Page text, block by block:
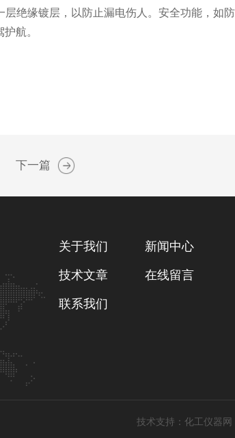
绝缘镀层，以防止漏电伤人。安全功能，如
航。
下一篇
关于我们 新闻中心
技术文章 在线留言
联系我们
技术支持： 化工仪器网